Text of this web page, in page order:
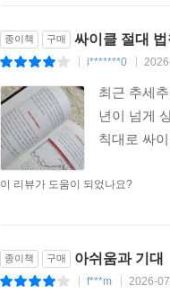
종이책 구매 싸이클 절대
i*******0
최근 추세
년이 넘게
칙대로 싸
이 리뷰가 도움이 되었나요?
종이책 구매 아쉬움과 기대
f***m 2026-